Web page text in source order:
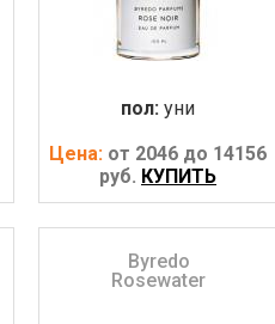
пол: уни
Цена: от 2046 до 14156
руб. КУПИТЬ
Byredo
Rosewater